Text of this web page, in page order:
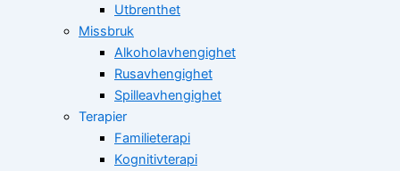
Utbrenthet
Missbruk
Alkoholavhengighet
Rusavhengighet
Spilleavhengighet
Terapier
Familieterapi
Kognitivterapi